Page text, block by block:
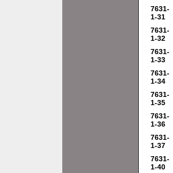
7631-
1-31
7631-
1-32
7631-
1-33
7631-
1-34
7631-
1-35
7631-
1-36
7631-
1-37
7631-
1-40